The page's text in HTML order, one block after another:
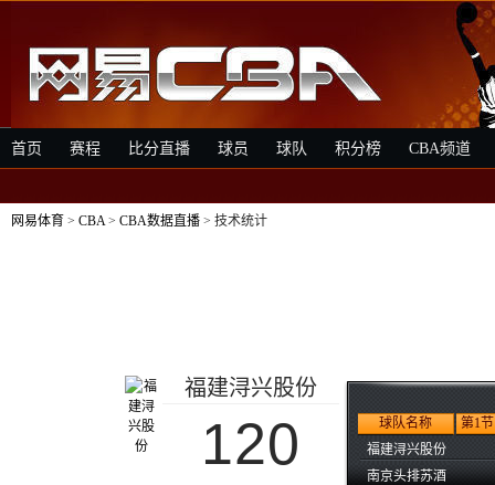
首页 赛程 比分直播 球员 球队 积分榜 CBA频道
网易体育 > CBA> CBA数据直播 > 技术统计
福建浔兴股份
120 球队名称
第1节
福建浔兴股份
南京头排苏酒